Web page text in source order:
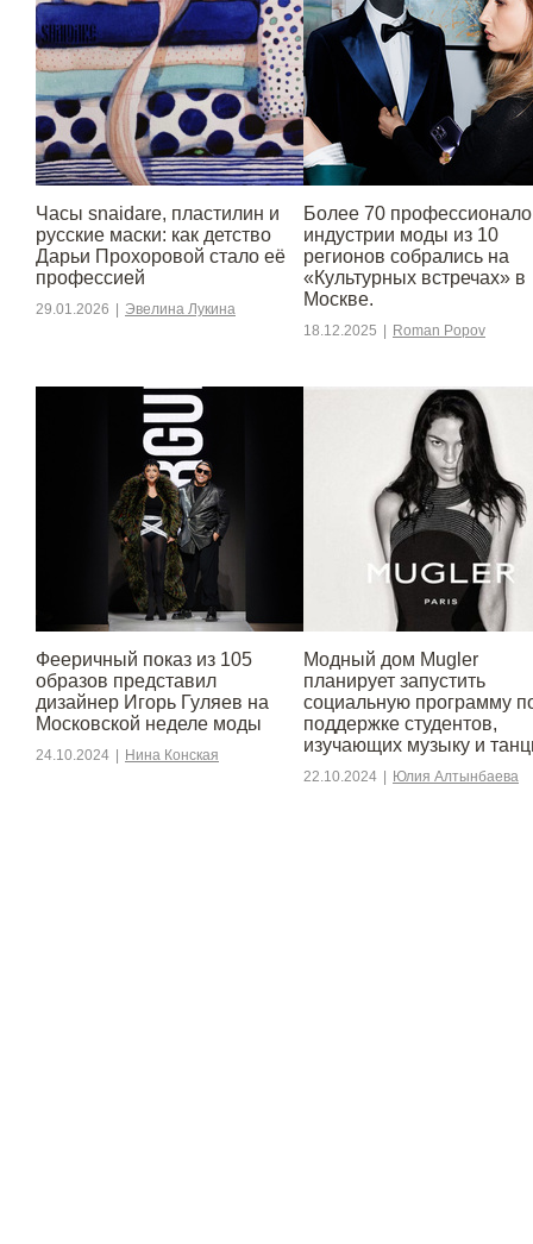
Часы snaidare, пластилин и
русские маски: как детство
Дарьи Прохоровой стало её
профессией
29.01.2026 Эвелина Лукина
Более 70
индустрии моды из 10
регионов собрались на
«Культурных встречах» в
Москве.
18.12.2025 Roman Popov
Фееричный показ из 105
образов представил
дизайнер Игорь Гуляев на
Московской неделе моды
24.10.2024 Нина Конская
Модный дом Mugler
планирует запустить
социальную программу
поддержке студентов,
изучающих музыку и
22.10.2024 Юлия Алтынбаева